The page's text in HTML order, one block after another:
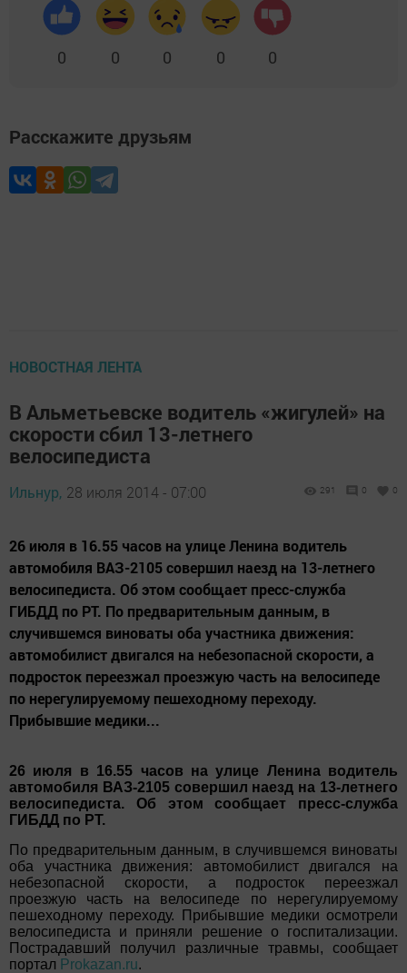
0 0 0 0 0
Расскажите друзьям
НОВОСТНАЯ ЛЕНТА
В Альметьевске водитель «жигулей» на
скорости сбил 13-летнего
велосипедиста
Ильнур, 28 июля 2014 - 07:00 291 0 0
26 июля в 16.55 часов на улице Ленина водитель
автомобиля ВАЗ-2105 совершил наезд на 13-летнего
велосипедиста. Об этом сообщает пресс-служба
ГИБДД по РТ. По предварительным данным, в
случившемся виноваты оба участника движения:
автомобилист двигался на небезопасной скорости, а
подросток переезжал проезжую часть на велосипеде
по нерегулируемому пешеходному переходу.
Прибывшие медики...
26 июля в 16.55 часов на улице Ленина водитель
автомобиля ВАЗ-2105 совершил наезд на 13-летнего
велосипедиста. Об этом сообщает пресс-служба
ГИБДД по РТ.
По предварительным данным, в случившемся виноваты
оба участника движения: автомобилист двигался на
небезопасной скорости, а подросток переезжал
проезжую часть на велосипеде по нерегулируемому
пешеходному переходу. Прибывшие медики осмотрели
велосипедиста и приняли решение о госпитализации.
Пострадавший получил различные травмы, сообщает
портал Prokazan.ru.